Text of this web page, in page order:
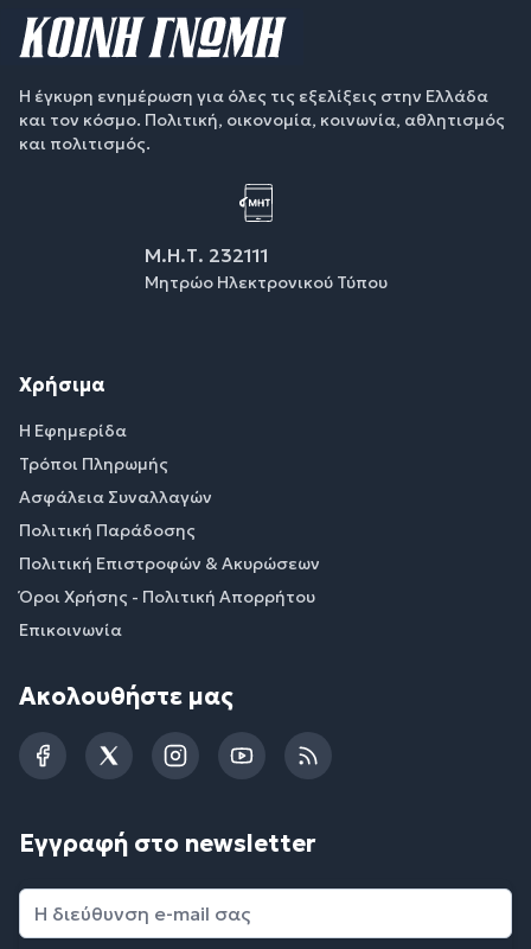
Η έγκυρη ενημέρωση για όλες τις εξελίξεις στην Ελλάδα
και τον κόσμο. Πολιτική, οικονομία, κοινωνία, αθλητισμός
και πολιτισμός.
Μ.Η.Τ. 232111
Μητρώο Ηλεκτρονικού Τύπου
Χρήσιμα
Η Εφημερίδα
Τρόποι Πληρωμής
Ασφάλεια Συναλλαγών
Πολιτική Παράδοσης
Πολιτική Επιστροφών & Ακυρώσεων
Όροι Χρήσης - Πολιτική Απορρήτου
Επικοινωνία
Ακολουθήστε μας
FacebookTwitterInstagramYouTubeRSS
Εγγραφή στο newsletter